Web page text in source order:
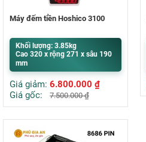
Máy đếm tiền Hoshico 3100
Khối lượng: 3.85kg
Cao 320 x rộng 271 x sâu 190
mm
Giá giảm: 6.800.000 ₫
Giá gốc:
7.500.000₫